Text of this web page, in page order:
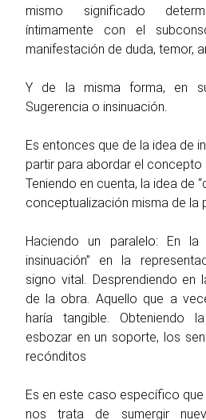
mismo significado
íntimamente con el
manifestación de duda, temor,
Y de la misma forma, en
Sugerencia o insinuación.
Es entonces que de la idea de
partir para abordar el
Teniendo en cuenta, la idea de
conceptualización misma de la
Haciendo un paralelo: En la
insinuación” en la
signo vital. Desprendiendo en
de la obra. Aquello que a
haría tangible. Obteniendo
esbozar en un soporte, los
recónditos
Es en este caso específico
nos trata de sumergir